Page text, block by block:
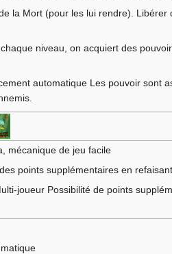
la Mort (pour les lui rendre).
niveau, on acquiert des
automatique Les pouvoir sont
mécanique de jeu facile
points supplémentaires en
joueur Possibilité de points